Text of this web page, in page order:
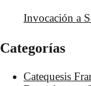
Invocación a
Categorías
Catequesis